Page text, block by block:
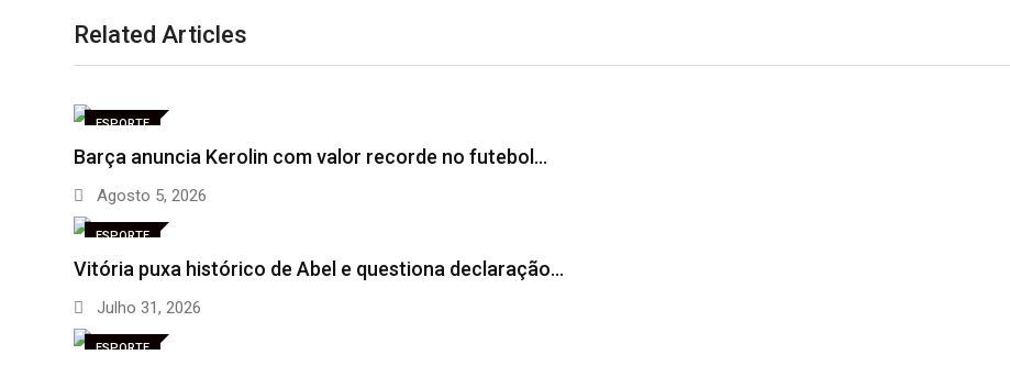
Related Articles
ESPORTE
Barça anuncia Kerolin com valor recorde no futebol…
Agosto 5, 2026
ESPORTE
Vitória puxa histórico de Abel e questiona declaração…
Julho 31, 2026
ESPORTE